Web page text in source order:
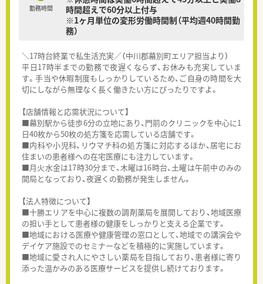
勤務時間
時間超えで60分以上付与
※1ヶ月単位の変形労働時間制（平均週40時間勤
務）
＼17時台終業で私生活充実／（中川郡幕別町エリア担当より）
平日17時半までの勤務で夜遅くならず、お休みも充実していま
す。手当や休暇制度もしっかりしているため、ご自身の時間を大
切にしながら無理なく長く働きたい方にぴったりですよ。
【店舗情報と応需状況について】
■幕別駅から徒歩6分の立地にあり、門前のクリニックを中心に1
日40枚から50枚の処方箋を応需している店舗です。
■内科や小児科、リウマチ科の処方箋に対応するほか、居宅にお
住まいの患者様への在宅医療にも注力しています。
■月火水金は17時30分まで、木曜は16時台、土曜は午前中のみの
開局となっており、夜遅くの勤務が発生しません。
【法人特徴について】
■十勝エリアを中心に複数の調剤薬局を展開しており、地域医療
の担い手として患者様の健康をしっかりと支える企業です。
■地域における医療や健康管理の窓口として、地域での講演会や
デイケア施設でのセミナーなどを積極的に実施しています。
■地域に愛され人にやさしい薬局を目指しており、患者様に寄り
添った温かみのある医療サービスを提供し続けております。